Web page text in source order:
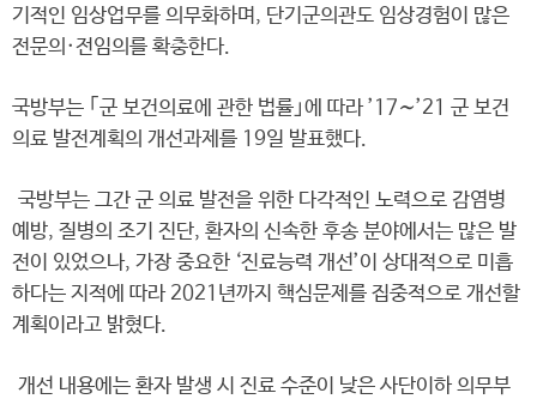
기적인 임상업무를 의무화하며, 단기군의관도 임상경험이 많은
전문의·전임의를 확충한다.
국방부는 ｢군 보건의료에 관한 법률｣에 따라 ’17∼’21 군 보건
의료 발전계획의 개선과제를 19일 발표했다.
국방부는 그간 군 의료 발전을 위한 다각적인 노력으로 감염병
예방, 질병의 조기 진단, 환자의 신속한 후송 분야에서는 많은 발
전이 있었으나, 가장 중요한 ‘진료능력 개선’이 상대적으로 미흡
하다는 지적에 따라 2021년까지 핵심문제를 집중적으로 개선할
계획이라고 밝혔다.
개선 내용에는 환자 발생 시 진료 수준이 낮은 사단이하 의무부